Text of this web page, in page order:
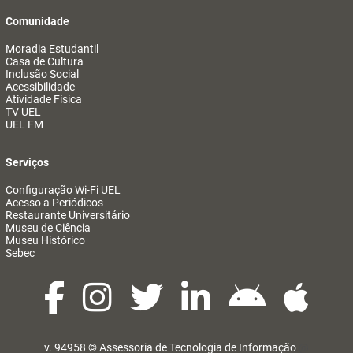
Comunidade
Moradia Estudantil
Casa de Cultura
Inclusão Social
Acessibilidade
Atividade Física
TV UEL
UEL FM
Serviços
Configuração Wi-Fi UEL
Acesso a Periódicos
Restaurante Universitário
Museu de Ciência
Museu Histórico
Sebec
v. 94958 ©Assessoria de Tecnologia de Informação